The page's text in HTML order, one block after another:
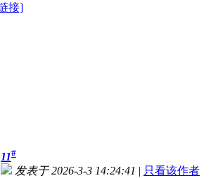
接]
11#
发表于 2026-3-3 14:24:41 | 只看该作者